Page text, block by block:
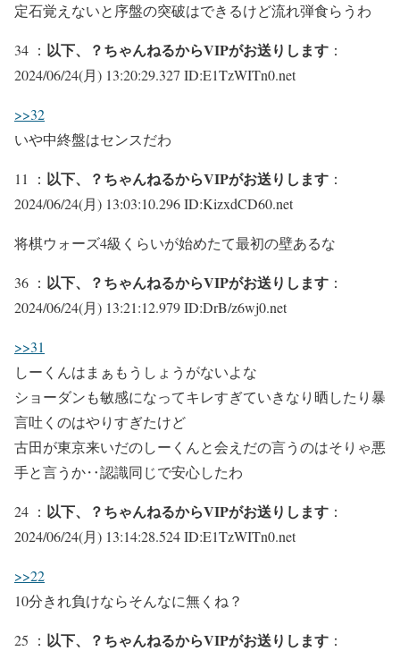
定石覚えないと序盤の突破はできるけど流れ弾食らうわ
34 ： 以下、？ちゃんねるからVIPがお送りします ：
2024/06/24(月) 13:20:29.327 ID:E1TzWITn0.net
>>32
いや中終盤はセンスだわ
11 ： 以下、？ちゃんねるからVIPがお送りします ：
2024/06/24(月) 13:03:10.296 ID:KizxdCD60.net
将棋ウォーズ4級くらいが始めたて最初の壁あるな
36 ： 以下、？ちゃんねるからVIPがお送りします ：
2024/06/24(月) 13:21:12.979 ID:DrB/z6wj0.net
>>31
しーくんはまぁもうしょうがないよな
ショーダンも敏感になってキレすぎていきなり晒したり暴
言吐くのはやりすぎたけど
古田が東京来いだのしーくんと会えだの言うのはそりゃ悪
手と言うか‥認識同じで安心したわ
24 ： 以下、？ちゃんねるからVIPがお送りします ：
2024/06/24(月) 13:14:28.524 ID:E1TzWITn0.net
>>22
10分きれ負けならそんなに無くね？
25 ： 以下、？ちゃんねるからVIPがお送りします ：